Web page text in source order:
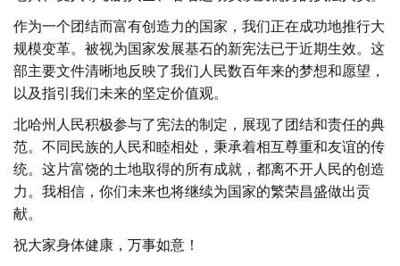
作为一个团结而富有创造力的国家，我们正在成功地推行大
规模变革。被视为国家发展基石的新宪法已于近期生效。这
部主要文件清晰地反映了我们人民数百年来的梦想和愿望，
以及指引我们未来的坚定价值观。
北哈州人民积极参与了宪法的制定，展现了团结和责任的典
范。不同民族的人民和睦相处，秉承着相互尊重和友谊的传
统。这片富饶的土地取得的所有成就，都离不开人民的创造
力。我相信，你们未来也将继续为国家的繁荣昌盛做出贡
献。
祝大家身体健康，万事如意！